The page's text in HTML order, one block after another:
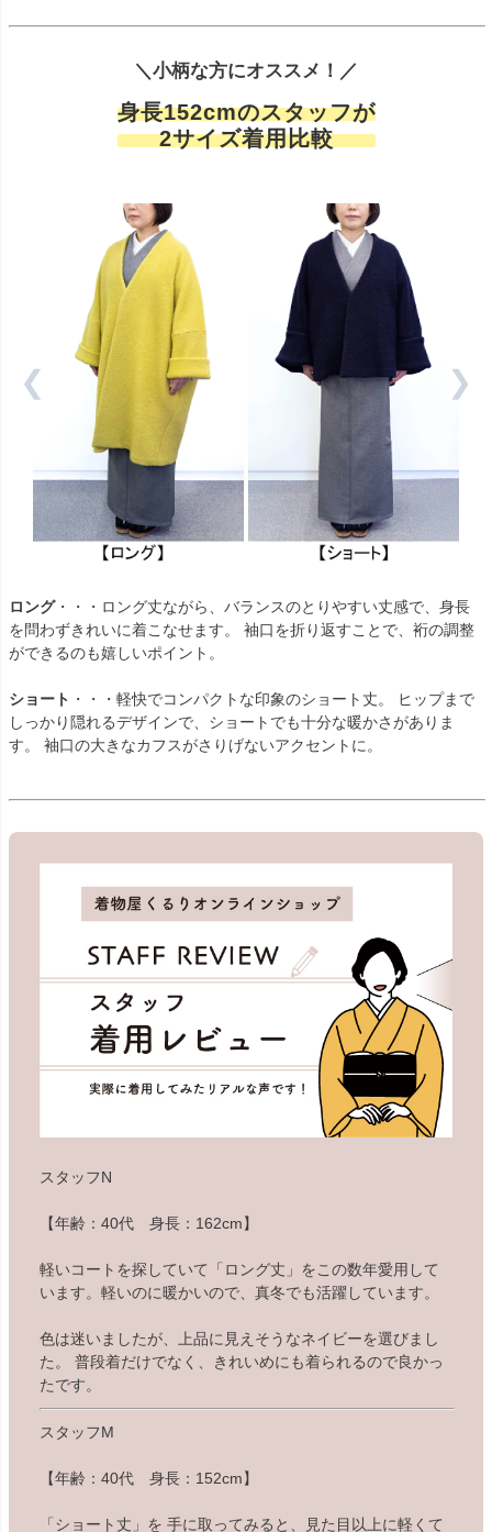
＼小柄な方にオススメ！／
身長152cmのスタッフが
2サイズ着用比較
❮ ❯
ロング・・・ロング丈ながら、バランスのとりやすい丈感で、身長
を問わずきれいに着こなせます。 袖口を折り返すことで、裄の調整
ができるのも嬉しいポイント。
ショート ・・・軽快でコンパクトな印象のショート丈。 ヒップまで
しっかり隠れるデザインで、ショートでも十分な暖かさがありま
す。 袖口の大きなカフスがさりげないアクセントに。
スタッフN
【年齢：40代 身長：162cm】
軽いコートを探していて「ロング丈」をこの数年愛用して
います。軽いのに暖かいので、真冬でも活躍しています。
色は迷いましたが、上品に見えそうなネイビーを選びまし
た。 普段着だけでなく、きれいめにも着られるので良かっ
たです。
スタッフM
【年齢：40代 身長：152cm】
「ショート丈」を 手に取ってみると、見た目以上に軽くて